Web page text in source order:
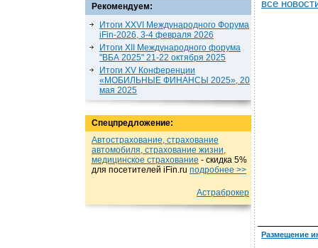
Рекомендуем:
Итоги XXVI Международного Форума
iFin-2026, 3-4 февраля 2026
Итоги XII Международного форума
"ВБА 2025" 21-22 октября 2025
Итоги XV Конференции
«МОБИЛЬНЫЕ ФИНАНСЫ 2025», 20
мая 2025
Спецпредложение:
Автострахование, страхование
автомобиля, страхование жизни,
медицинское страхование - cкидка 5%
для посетителей iFin.ru подробнеe >>
Астраброкер
все
Размещение